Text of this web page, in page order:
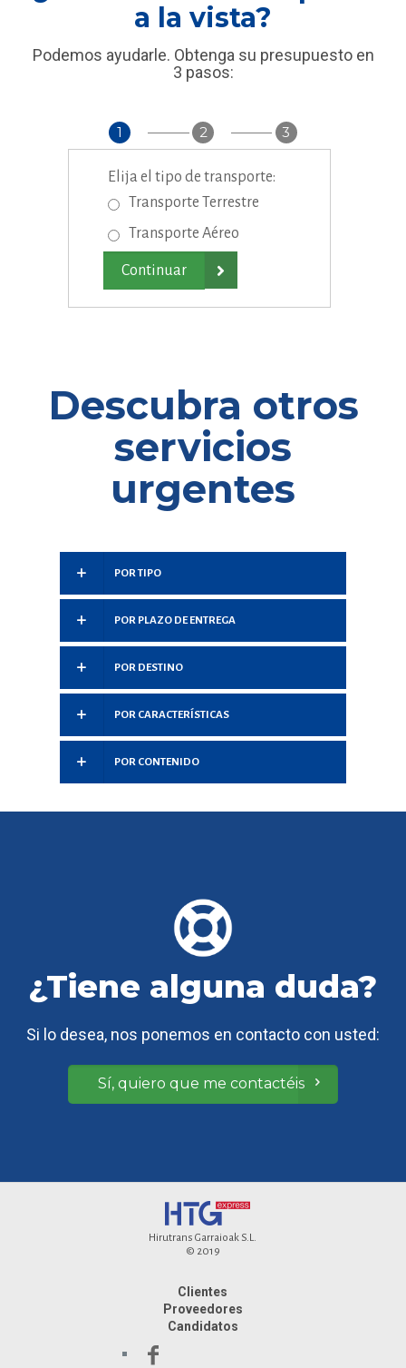
a la vista?
Podemos ayudarle. Obtenga su presupuesto en
3 pasos:
1 2 3
Elija el tipo de transporte:
Transporte Terrestre
Transporte Aéreo

Descubra otros
servicios
urgentes
POR TIPO
POR PLAZO DE ENTREGA
POR DESTINO
POR CARACTERÍSTICAS
POR CONTENIDO
¿Tiene alguna duda?
Si lo desea, nos ponemos en contacto con usted:
Sí, quiero que me contactéis
Hirutrans Garraioak S.L.
© 2019
Clientes
Proveedores
Candidatos